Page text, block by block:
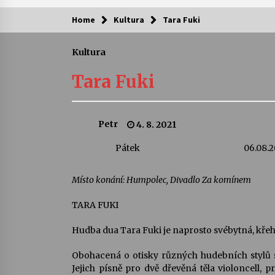
Kam za kulturou?
Camerata a Sukuba Ensemble
4. 8. 2026
Pozvánka na integrační festival
Quijotova šedesátka: 28. 7.–1. 8.
Letní koncerty ve Stromovce: Rufus
Miller
Za kulturou kousek za Humpolec. V
13. 7. 2026
Home Kultura Tara Fuki
Kultura
Tara Fuki
Petr 4. 8. 2021
Pátek
Místo konání: Humpolec, Divadlo Za komínem
TARA FUKI
Hudba dua Tara Fuki je naprosto svébytná,
Obohacená o otisky různých hudebních
Jejich písně pro dvě dřevěná těla violoncell,